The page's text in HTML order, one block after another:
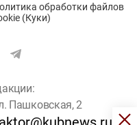
обработки файлов
(Куки)
Пашковская, 2